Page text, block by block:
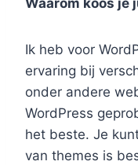
Waarom koos
Ik heb voor
ervaring bij
onder andere
WordPress
het beste. Je
van themes is